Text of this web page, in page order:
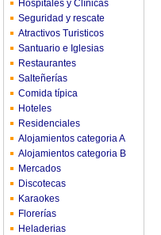
Hospitales y Clínicas
Seguridad y rescate
Atractivos Turisticos
Santuario e Iglesias
Restaurantes
Salteñerías
Comida típica
Hoteles
Residenciales
Alojamientos categoria A
Alojamientos categoria B
Mercados
Discotecas
Karaokes
Florerías
Heladerias